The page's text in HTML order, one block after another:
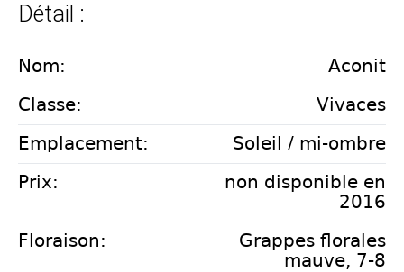
Détail :
Nom:
Aconit
Classe:
Vivaces
Emplacement:
Soleil / mi-ombre
Prix:
non disponible en
2016
Floraison:
Grappes florales
mauve, 7-8